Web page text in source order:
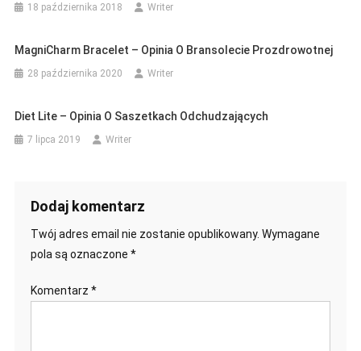
18 października 2018 Writer
MagniCharm Bracelet – Opinia O Bransolecie Prozdrowotnej
28 października 2020 Writer
Diet Lite – Opinia O Saszetkach Odchudzających
7 lipca 2019 Writer
Dodaj komentarz
Twój adres email nie zostanie opublikowany. Wymagane
pola są oznaczone *
Komentarz *